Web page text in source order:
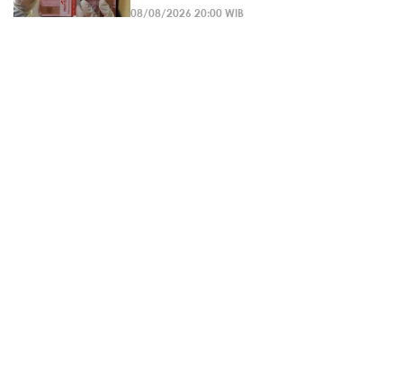
08/08/2026 20:00 WIB